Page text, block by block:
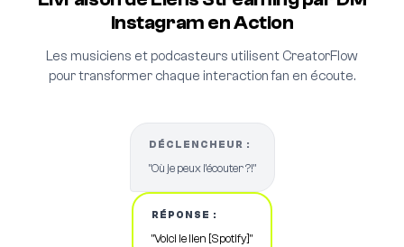
Instagram en Action
Les musiciens et podcasteurs utilisent CreatorFlow
pour transformer chaque interaction fan en écoute.
DÉCLENCHEUR :
"Où je peux l'écouter ?!"
RÉPONSE :
"Voici le lien [Spotify]"